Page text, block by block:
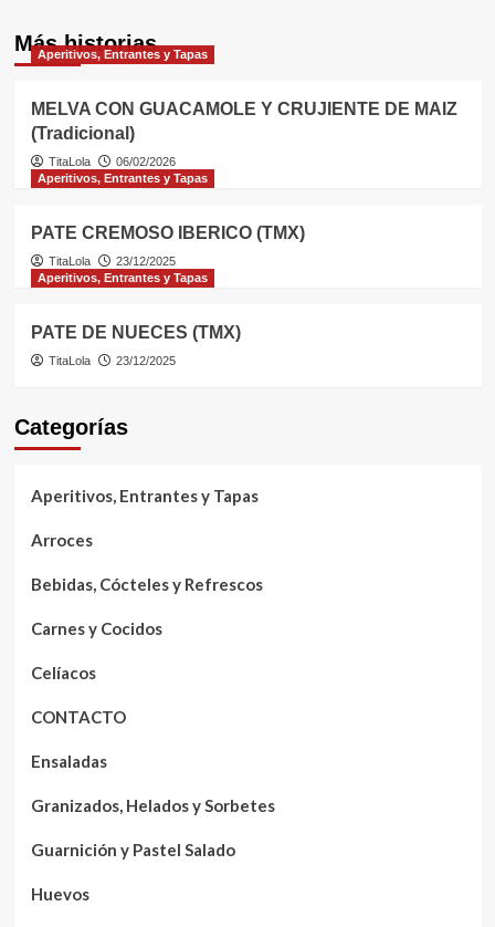
Más historias
Aperitivos, Entrantes y Tapas
MELVA CON GUACAMOLE Y CRUJIENTE DE MAIZ
(Tradicional)
TitaLola
06/02/2026
Aperitivos, Entrantes y Tapas
PATE CREMOSO IBERICO (TMX)
TitaLola
23/12/2025
Aperitivos, Entrantes y Tapas
PATE DE NUECES (TMX)
TitaLola 23/12/2025
Categorías
Aperitivos, Entrantes y Tapas
Arroces
Bebidas, Cócteles y Refrescos
Carnes y Cocidos
Celíacos
CONTACTO
Ensaladas
Granizados, Helados y Sorbetes
Guarnición y Pastel Salado
Huevos